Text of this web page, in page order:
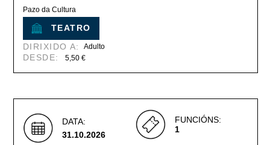
Pazo da Cultura
TEATRO
DIRIXIDO A:
Adulto
DESDE: 5,50 €
DATA:
31.10.2026
FUNCIÓNS:
1